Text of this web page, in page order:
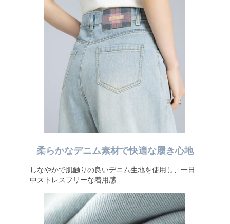
柔らかなデニム素材で快適な履き心地
しなやかで肌触りの良いデニム生地を使用し、一日
中ストレスフリーな着用感